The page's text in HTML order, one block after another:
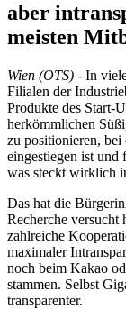
aber
meisten
Wien (OTS) - In
Filialen der
Produkte des Start-
herkömmlichen
zu positionieren,
eingestiegen ist
was steckt wirklich
Das hat die
Recherche versucht
zahlreiche
maximaler
noch beim Kakao
stammen. Selbst
transparenter.